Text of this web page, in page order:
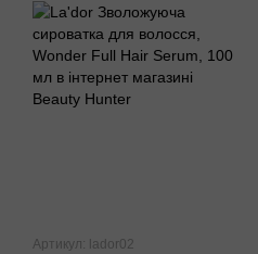
Артикул: lador02